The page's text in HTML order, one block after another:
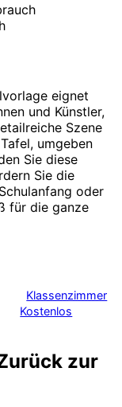
eignet
und Künstler,
Szene
umgeben
Sie diese
Sie die
oder
für die ganze
Klassenzimmer
Kostenlos
zur